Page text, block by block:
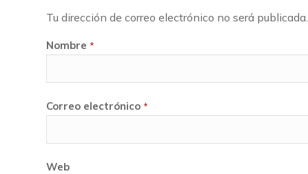
Tu dirección de correo electrónico no será publicada.
Nombre *
Correo electrónico *
Web